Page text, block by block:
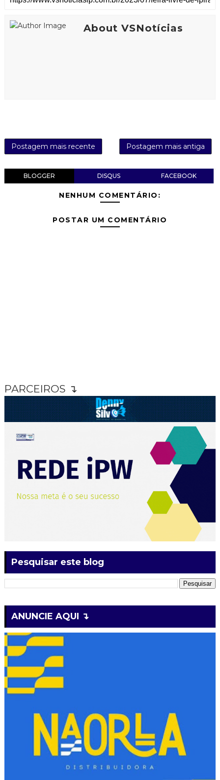
About VSNotícias
Postagem mais recente Postagem mais antiga
BLOGGER DISQUS FACEBOOK
NENHUM COMENTÁRIO:
POSTAR UM COMENTÁRIO
PARCEIROS ↴
Pesquisar este blog
ANUNCIE AQUI ↴